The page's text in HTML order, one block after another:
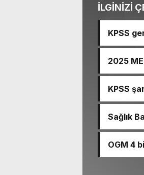
İLGİNİZİ
KPSS
2025
KPSS
Sağlık
OGM 4